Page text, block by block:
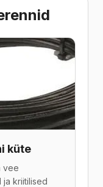
küte
vee
ja kriitilised